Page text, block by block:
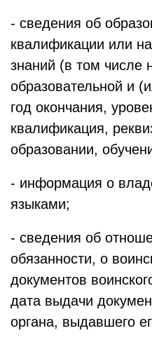
- сведения об
квалификации или
знаний (в том числе
образовательной и
год окончания,
квалификация,
образовании,
- информация о
языками;
- сведения об
обязанности, о
документов
дата выдачи
органа, выдавшего